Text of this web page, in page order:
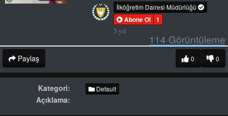
İlköğretim Dairesi Müdürlüğü
Abone Ol 1
5 yıl
114 Görüntüleme
Paylaş 0
0
Kategori: Default
Açıklama: